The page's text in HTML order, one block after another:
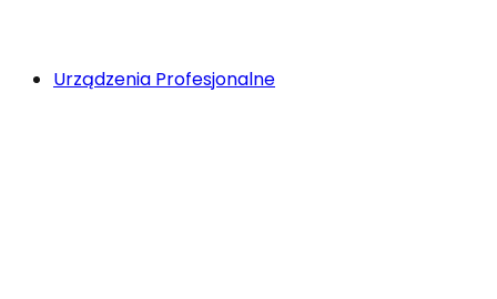
Urządzenia Profesjonalne